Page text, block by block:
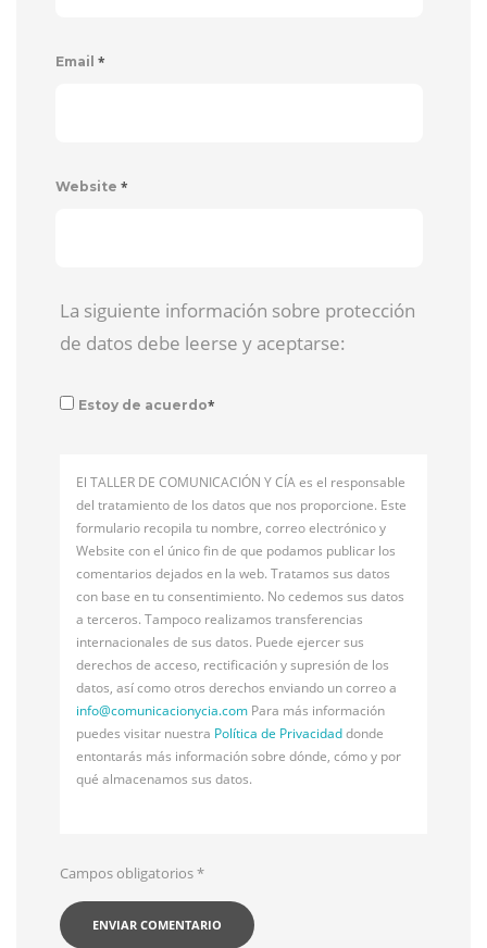
Email *
Website *
La siguiente información sobre protección
de datos debe leerse y aceptarse:
Estoy de acuerdo*
El TALLER DE COMUNICACIÓN Y CÍA es el responsable
del tratamiento de los datos que nos proporcione. Este
formulario recopila tu nombre, correo electrónico y
Website con el único fin de que podamos publicar los
comentarios dejados en la web. Tratamos sus datos
con base en tu consentimiento. No cedemos sus datos
a terceros. Tampoco realizamos transferencias
internacionales de sus datos. Puede ejercer sus
derechos de acceso, rectificación y supresión de los
datos, así como otros derechos enviando un correo a
info@comunicacionycia.com Para más información
puedes visitar nuestra Política de Privacidaddonde
entontarás más información sobre dónde, cómo y por
qué almacenamos sus datos.
Campos obligatorios*